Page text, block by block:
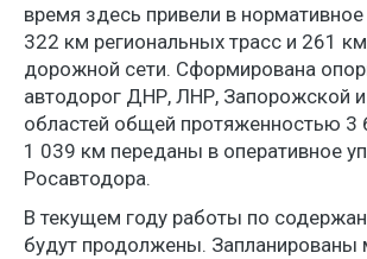
время здесь привели в нормативное
322 км региональных трасс и 261
дорожной сети. Сформирована
автодорог ДНР, ЛНР, Запорожской
областей общей протяженностью 3
1 039 км переданы в оперативное
Росавтодора.
В текущем году работы по
будут продолжены. Запланированы